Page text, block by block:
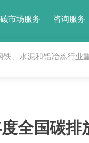
碳市场服务 咨询服务
全国碳
、水泥和铝冶炼行业